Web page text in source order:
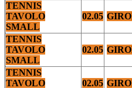
TENNIS
TAVOLO
SMALL
02.05
TENNIS
TAVOLO
SMALL
02.05
TENNIS
TAVOLO
02.05